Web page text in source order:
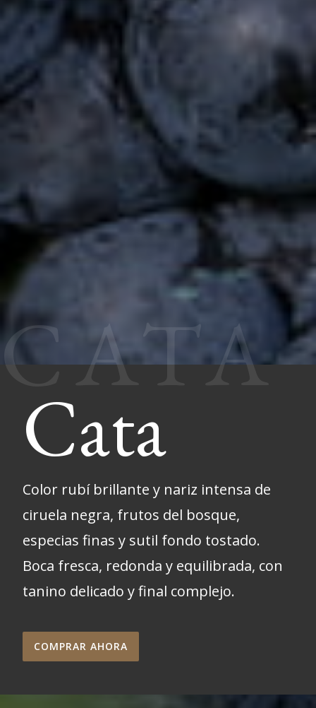
Cata
Color rubí brillante y nariz intensa de
ciruela negra, frutos del bosque,
especias finas y sutil fondo tostado.
Boca fresca, redonda y equilibrada, con
tanino delicado y final complejo.
COMPRAR AHORA